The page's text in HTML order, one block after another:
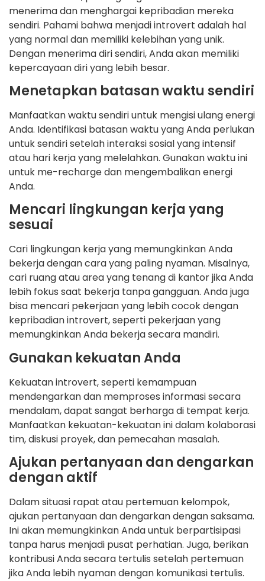
menerima dan menghargai kepribadian mereka
sendiri. Pahami bahwa menjadi introvert adalah hal
yang normal dan memiliki kelebihan yang unik.
Dengan menerima diri sendiri, Anda akan memiliki
kepercayaan diri yang lebih besar.
Menetapkan batasan waktu sendiri
Manfaatkan waktu sendiri untuk mengisi ulang energi
Anda. Identifikasi batasan waktu yang Anda perlukan
untuk sendiri setelah interaksi sosial yang intensif
atau hari kerja yang melelahkan. Gunakan waktu ini
untuk me-recharge dan mengembalikan energi
Anda.
Mencari lingkungan kerja yang
sesuai
Cari lingkungan kerja yang memungkinkan Anda
bekerja dengan cara yang paling nyaman. Misalnya,
cari ruang atau area yang tenang di kantor jika Anda
lebih fokus saat bekerja tanpa gangguan. Anda juga
bisa mencari pekerjaan yang lebih cocok dengan
kepribadian introvert, seperti pekerjaan yang
memungkinkan Anda bekerja secara mandiri.
Gunakan kekuatan Anda
Kekuatan introvert, seperti kemampuan
mendengarkan dan memproses informasi secara
mendalam, dapat sangat berharga di tempat kerja.
Manfaatkan kekuatan-kekuatan ini dalam kolaborasi
tim, diskusi proyek, dan pemecahan masalah.
Ajukan pertanyaan dan dengarkan
dengan aktif
Dalam situasi rapat atau pertemuan kelompok,
ajukan pertanyaan dan dengarkan dengan saksama.
Ini akan memungkinkan Anda untuk berpartisipasi
tanpa harus menjadi pusat perhatian. Juga, berikan
kontribusi Anda secara tertulis setelah pertemuan
jika Anda lebih nyaman dengan komunikasi tertulis.